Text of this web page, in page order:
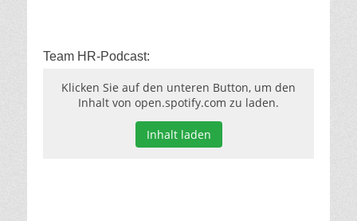
Team HR-Podcast:
Klicken Sie auf den unteren Button, um den
Inhalt von open.spotify.com zu laden.
Inhalt laden